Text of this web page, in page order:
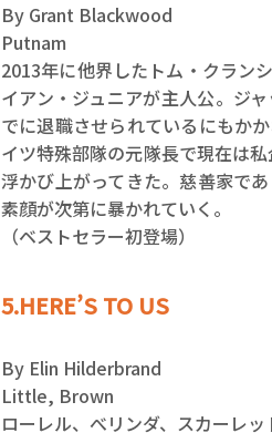
By Grant Blackwood
Putnam
2013年に他界したトム・クラン
イアン・ジュニアが主人公。ジ
でに退職させられているにもか
イツ特殊部隊の元隊長で現在は
浮かび上がってきた。慈善家で
素顔が次第に暴かれていく。
（ベストセラー初登場）
5.HERE’S TO US
By Elin Hilderbrand
Little, Brown
ローレル、べリンダ、スカーレ